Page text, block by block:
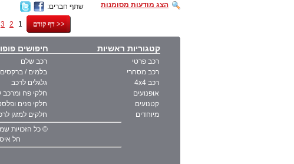
הצג מודעות מסומנות
שתף חברים:
3 2 1 דף קודם >>
קטגוריות ראשיות
רכב פרטי
רכב מסחרי
רכב 4x4
אופנועים
קטנועים
מיוחדים
חיפושים
רכב שלם
בלמים /
גלגלים לרכב
חלקי פח ומרכב
חלקי פנים
חלקים למזגן
© כל הזכויות
חל